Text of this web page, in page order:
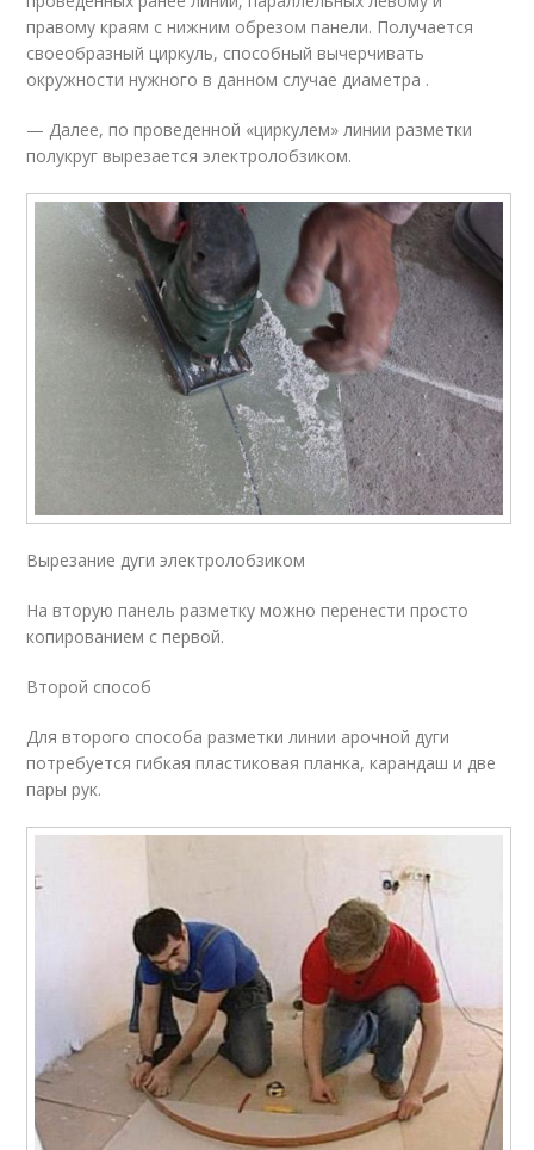
правому краям с нижним обрезом панели. Получается
своеобразный циркуль, способный вычерчивать
окружности нужного в данном случае диаметра .
— Далее, по проведенной «циркулем» линии разметки
полукруг вырезается электролобзиком.
Вырезание дуги электролобзиком
На вторую панель разметку можно перенести просто
копированием с первой.
Второй способ
Для второго способа разметки линии арочной дуги
потребуется гибкая пластиковая планка, карандаш и две
пары рук.